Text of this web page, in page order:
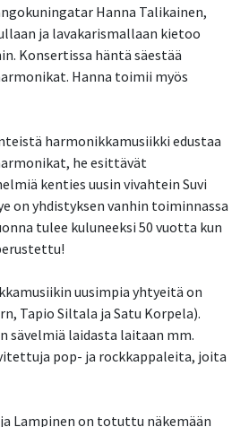
Hanna Talikainen,
ja lavakarismallaan kietoo
Konsertissa häntä säestää
Hanna toimii myös
harmonikkamusiikki edustaa
he esittävät
kenties uusin vivahtein Suvi
on yhdistyksen vanhin toiminnassa
tulee kuluneeksi 50 vuotta kun
uusimpia yhtyeitä on
Tapio Siltala ja Satu Korpela).
sävelmiä laidasta laitaan mm.
pop- ja rockkappaleita, joita
Lampinen on totuttu näkemään